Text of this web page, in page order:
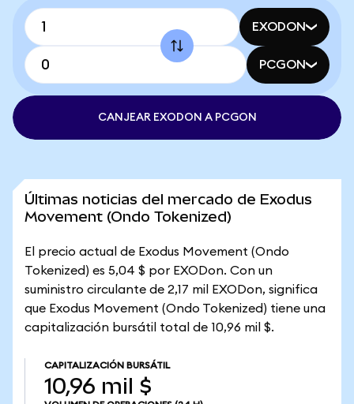
EXODON
PCGON
CANJEAR EXODON A PCGON
Últimas noticias del mercado de Exodus
Movement (Ondo Tokenized)
El precio actual de Exodus Movement (Ondo
Tokenized) es 5,04 $ por EXODon. Con un
suministro circulante de 2,17 mil EXODon, significa
que Exodus Movement (Ondo Tokenized) tiene una
capitalización bursátil total de 10,96 mil $.
CAPITALIZACIÓN BURSÁTIL
10,96 mil $